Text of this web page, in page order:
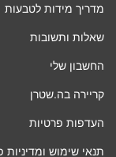
מדריך מידות לטבעות
שאלות ותשובות
החשבון שלי
קריירה בה.שטרן
העדפות פרטיות
תנאי שימוש ומדיניות